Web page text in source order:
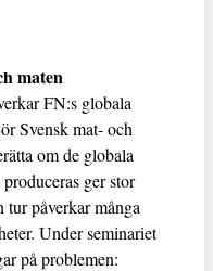
maten
FN:s globala
Svensk mat- och
om de globala
ger stor
påverkar många
Under seminariet
på problemen: